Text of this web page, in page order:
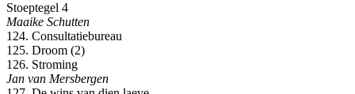
Stoeptegel 4
Maaike Schutten
124. Consultatiebureau
125. Droom (2)
126. Stroming
Jan van Mersbergen